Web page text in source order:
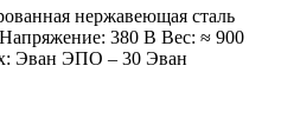
нержавеющая сталь
380 В Вес: ≈ 900
Эван ЭПО – 30 Эван